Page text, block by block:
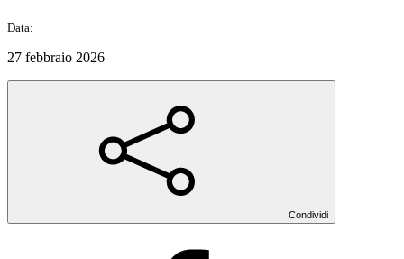
Data:
27 febbraio 2026
Condividi